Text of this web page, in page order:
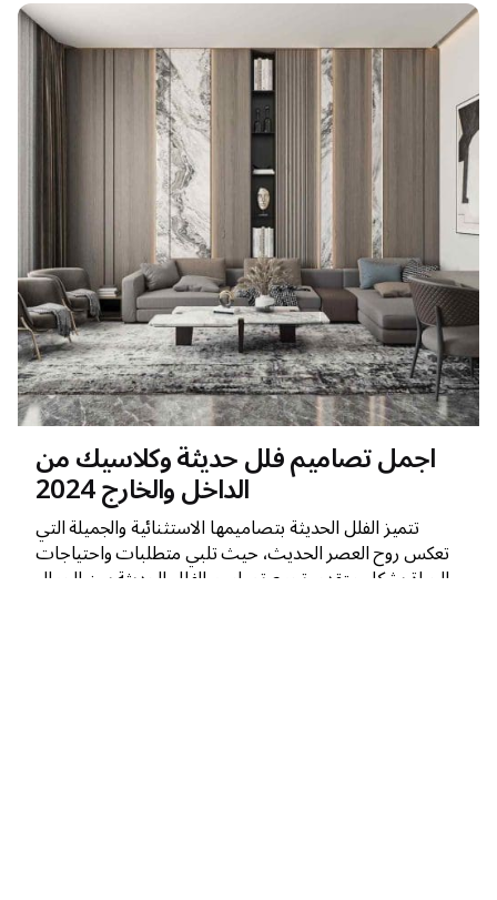
اجمل تصاميم فلل حديثة وكلاسيك من
الداخل والخارج 2024
تتميز الفلل الحديثة بتصاميمها الاستثنائية والجميلة التي
تعكس روح العصر الحديث، حيث تلبي متطلبات واحتياجات
الحياة بشكل متقدم. تجمع تصاميم الفلل الحديثة بين الجمال